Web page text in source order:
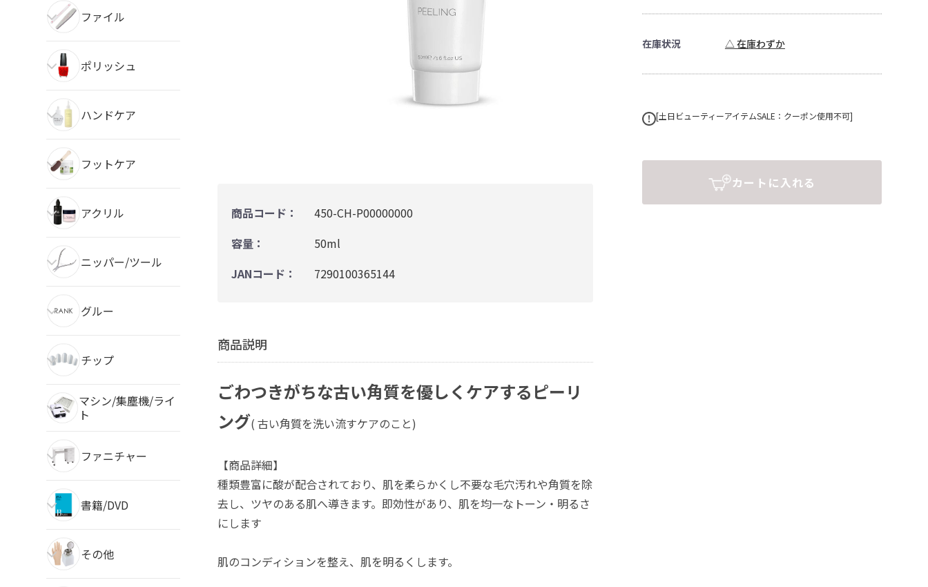
ファイル
ポリッシュ
ハンドケア
フットケア
アクリル
ニッパー/ツール
グルー
チップ
マシン/集塵機/ライ
ト
ファニチャー
書籍/DVD
その他
商品コード：
450-CH-P00000000
容量：
50ml
JANコード：
7290100365144
商品説明
ごわつきがちな古い角質を優しくケアするピーリ
ング( 古い角質を洗い流すケアのこと)
【商品詳細】
種類豊富に酸が配合されており、肌を柔らかくし不要な毛穴汚れや角質を除
去し、ツヤのある肌へ導きます。即効性があり、肌を均一なトーン・明るさ
にします
肌のコンディションを整え、肌を明るくします。
在庫状況 △ 在庫わずか
[土日ビューティーアイテムSALE：クーポン使用不可]
カートに入れる